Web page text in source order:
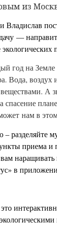
из
Владислав
—
год на Земле
Вода, воздух
А
спасение
нам в
разделяйте
приема и
в